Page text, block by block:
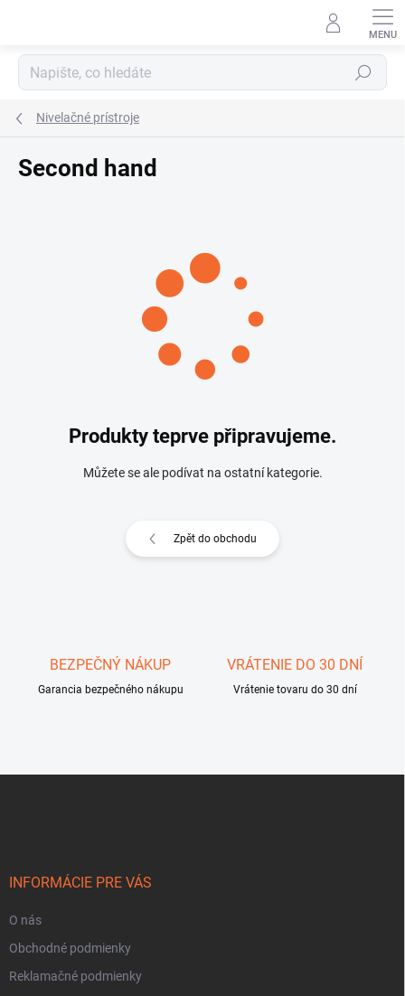
Hledat
Nivelačné prístroje
Second hand
Produkty teprve připravujeme.
Můžete se ale podívat na ostatní kategorie.
Zpět do obchodu
BEZPEČNÝ NÁKUP
Garancia bezpečného nákupu
VRÁTENIE DO 30 DNÍ
Vrátenie tovaru do 30 dní
INFORMÁCIE PRE VÁS
O nás
Obchodné podmienky
Reklamačné podmienky